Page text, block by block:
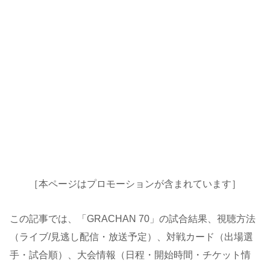
［本ページはプロモーションが含まれています］
この記事では、「GRACHAN 70」の試合結果、視聴方法
（ライブ/見逃し配信・放送予定）、対戦カード（出場選
手・試合順）、大会情報（日程・開始時間・チケット情